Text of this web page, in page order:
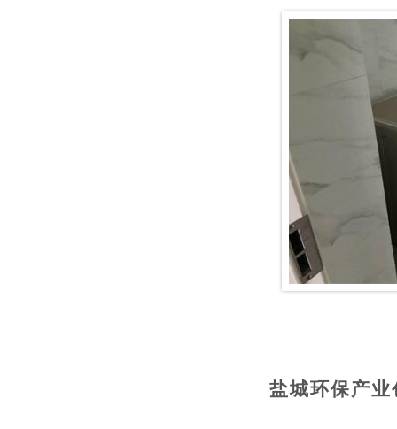
盐城环保产